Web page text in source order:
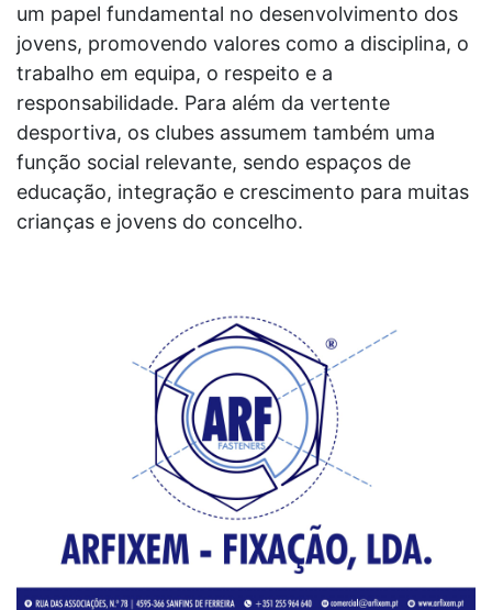
um papel fundamental no desenvolvimento dos
jovens, promovendo valores como a disciplina, o
trabalho em equipa, o respeito e a
responsabilidade. Para além da vertente
desportiva, os clubes assumem também uma
função social relevante, sendo espaços de
educação, integração e crescimento para muitas
crianças e jovens do concelho.